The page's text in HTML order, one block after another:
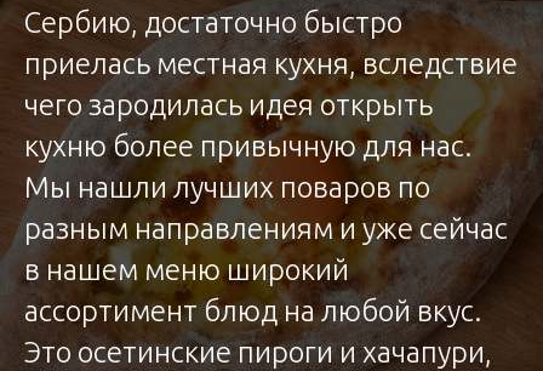
Сербию, достаточно быстро
приелась местная кухня, вследствие
чего зародилась идея открыть
кухню более привычную для нас.
Мы нашли лучших поваров по
разным направлениям и уже сейчас
в нашем меню широкий
ассортимент блюд на любой вкус.
Это осетинские пироги и хачапури,